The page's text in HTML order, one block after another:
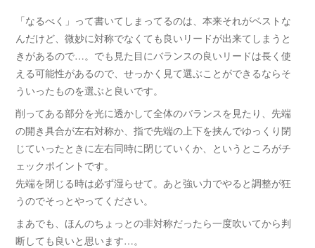
「なるべく」って書いてしまってるのは、本来それがベストな
んだけど、微妙に対称でなくても良いリードが出来てしまうと
きがあるので…。でも見た目にバランスの良いリードは長く使
える可能性があるので、せっかく見て選ぶことができるならそ
ういったものを選ぶと良いです。
削ってある部分を光に透かして全体のバランスを見たり、先端
の開き具合が左右対称か、指で先端の上下を挟んでゆっくり閉
じていったときに左右同時に閉じていくか、というところがチ
ェックポイントです。
先端を閉じる時は必ず湿らせて。あと強い力でやると調整が狂
うのでそっとやってください。
まあでも、ほんのちょっとの非対称だったら一度吹いてから判
断しても良いと思います…。